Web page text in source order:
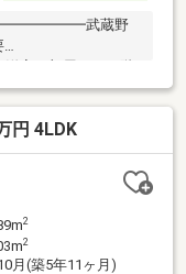
武蔵野
㎡（70.83坪）（公
簿）┏□ 物件の特
多数に、キ
すめです。
円 4LDK
2
2
月(築5年11ヶ月)